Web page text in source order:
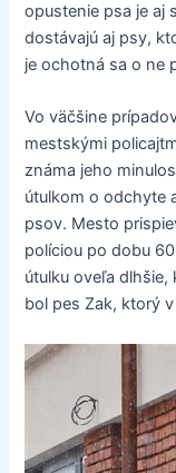
opustenie psa je aj
dostávajú aj psy,
je ochotná sa o ne
Vo väčšine
mestskými
známa jeho
útulkom o odchyte
psov. Mesto
políciou po dobu
útulku oveľa
bol pes Zak, ktorý